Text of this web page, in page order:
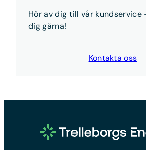
Kort sagt:Anmäl flytten och
Hör av dig till vår kundservice
dig gärna!
Kontakta oss